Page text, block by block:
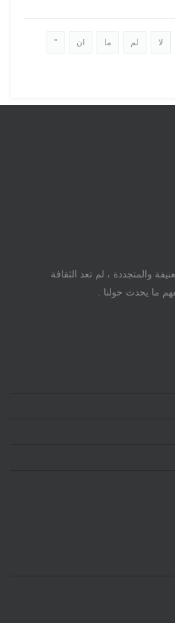
لا لم ما ان "
والمتجددة ، لم تعد الثقافة
ما يحدث حولنا .